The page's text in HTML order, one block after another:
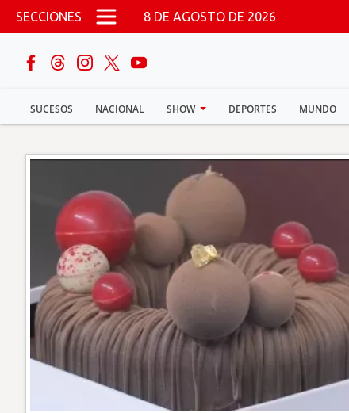
Pasar al contenido principal
SECCIONES 8 DE AGOSTO DE 2026
SUCESOS NACIONAL SHOW DEPORTES MUNDO
buscar
Sucesos
Nacional
Deportes
Mundo